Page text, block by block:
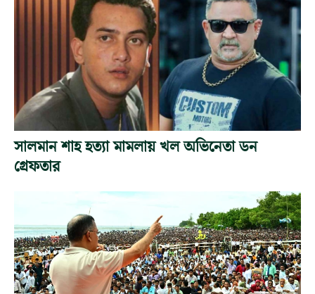
সালমান শাহ হত্যা মামলায় খল অভিনেতা ডন
গ্রেফতার